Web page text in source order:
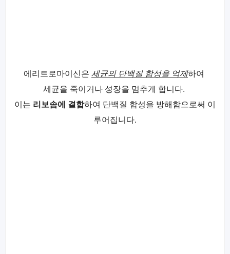
에리트로마이신은 세균의 단백질 합성을 억제하여
세균을 죽이거나 성장을 멈추게 합니다.
이는 리보솜에 결합하여 단백질 합성을 방해함으로써 이
루어집니다.